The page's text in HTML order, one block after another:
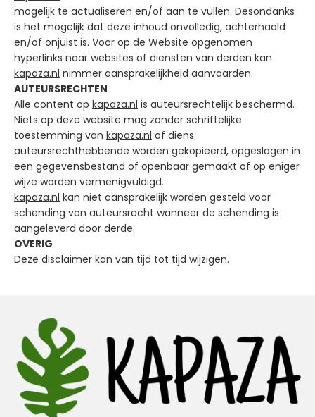
mogelijk te actualiseren en/of aan te vullen. Desondanks
is het mogelijk dat deze inhoud onvolledig, achterhaald
en/of onjuist is. Voor op de Website opgenomen
hyperlinks naar websites of diensten van derden kan
kapaza.nl nimmer aansprakelijkheid aanvaarden.
AUTEURSRECHTEN
Alle content op kapaza.nl is auteursrechtelijk beschermd.
Niets op deze website mag zonder schriftelijke
toestemming van kapaza.nl of diens
auteursrechthebbende worden gekopieerd, opgeslagen in
een gegevensbestand of openbaar gemaakt of op eniger
wijze worden vermenigvuldigd.
kapaza.nl kan niet aansprakelijk worden gesteld voor
schending van auteursrecht wanneer de schending is
aangeleverd door derde.
OVERIG
Deze disclaimer kan van tijd tot tijd wijzigen.